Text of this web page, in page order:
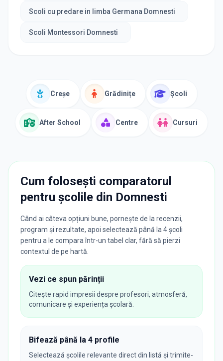
Scoli cu predare in limba Germana Domnesti
Scoli Montessori Domnesti
Creșe Grădinițe Școli
After School Centre Cursuri
Cum folosești comparatorul
pentru școlile din Domnesti
Când ai câteva opțiuni bune, pornește de la recenzii,
program și rezultate, apoi selectează până la 4 școli
pentru a le compara într-un tabel clar, fără să pierzi
contextul de pe hartă.
Vezi ce spun părinții
Citește rapid impresii despre profesori, atmosferă,
comunicare și experiența școlară.
Bifează până la 4 profile
Selectează școlile relevante direct din listă și trimite-